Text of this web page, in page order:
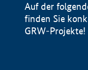
Auf der
finden Sie
GRW-Projekte!